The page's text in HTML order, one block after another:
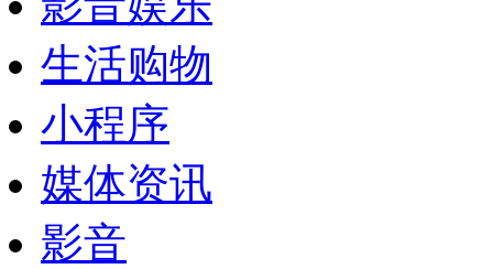
生活购物
小程序
媒体资讯
影音